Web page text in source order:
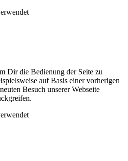
Dir die Bedienung der Seite zu
auf Basis einer vorherigen
Besuch unserer Webseite